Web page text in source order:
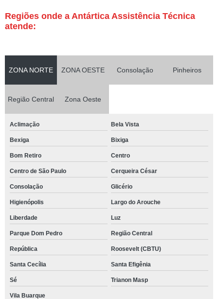
Regiões onde a Antártica Assistência Técnica
atende:
ZONA NORTE ZONA OESTE Consolação Pinheiros
Região Central Zona Oeste
Aclimação Bela Vista
Bexiga Bixiga
Bom Retiro Centro
Centro de São Paulo Cerqueira César
Consolação Glicério
Higienópolis Largo do Arouche
Liberdade Luz
Parque Dom Pedro Região Central
República Roosevelt (CBTU)
Santa Cecília Santa Efigênia
Sé Trianon Masp
Vila Buarque